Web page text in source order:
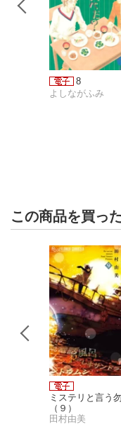
8
よしながふみ
この商品を買っ
ミステリと言う
（９）
田村由美